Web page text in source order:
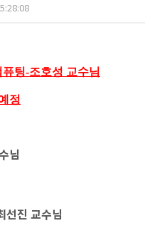
팅-조호성 교수님
정
님
선진 교수님